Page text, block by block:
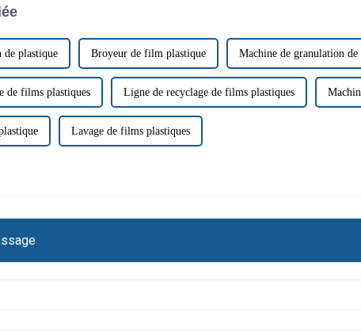
de plastique Broyeur de film plastique Machine de granulation
de films plastiques Ligne de recyclage de films plastiques
Lavage de films plastiques